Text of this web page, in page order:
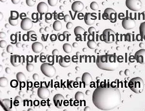
De grote
gids voor
impregneermiddelen
Oppervlakken afdichten
je moet weten